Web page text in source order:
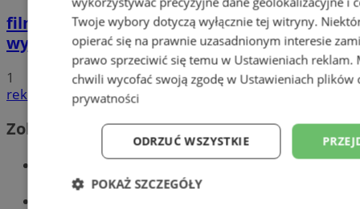
film
Potrącił seniorkę i uciekł z miejsca
wypadku. 20-latek trafił do aresztu
1
reklama
Zobacz również
Wiadomości kryminalne w Wodzisławiu
Twoje wybory dotyczą wyłącznie tej witryny.
opierać się na prawnie uzasadnionym interesie
prawo sprzeciwić się temu w Ustawieniach reklam.
chwili wycofać swoją zgodę w Ustawieniach plików
prywatności
ODRZUĆ WSZYSTKIE
POKAŻ SZCZEGÓŁY